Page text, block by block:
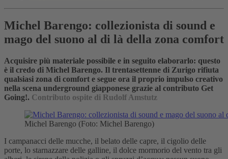
Michel Barengo: collezionista di sound e
mago del suono al di là della zona comfort
Acquisire più materiale possibile e in seguito elaborarlo: questo
è il credo di Michel Barengo. Il trentasettenne di Zurigo rifiuta
qualsiasi zona di comfort e segue ora il proprio impulso creativo
nella scena underground giapponese grazie al contributo Get
Going!. Contributo ospite di Rudolf Amstutz
Michel Barengo (Foto: Michel Barengo)
I campanacci delle mucche, il belato delle capre, il cigolio delle
porte, lo starnazzare delle galline, il dolce mormorio del vento tra gli